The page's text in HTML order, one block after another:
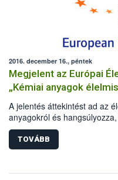
2016. december 16., péntek
Megjelent az Európai
„Kémiai anyagok
A jelentés áttekintést ad az
anyagokról és
állatgyógyászati szerek
helyzet.
TOVÁBB